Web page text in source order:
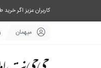
کاربران عزیز اگر خرید طرح از طریق وب
میهمان